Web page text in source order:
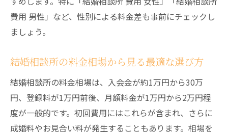
費用 男性」など、性別による料金差も事前にチェックし
ましょう。
結婚相談所の料金相場から見る最適な選び方
結婚相談所の料金相場は、入会金が約1万円から30万
円、登録料が1万円前後、月額料金が1万円から2万円程
度が一般的です。初回費用にはこれらが含まれ、さらに
成婚料やお見合い料が発生することもあります。相場を